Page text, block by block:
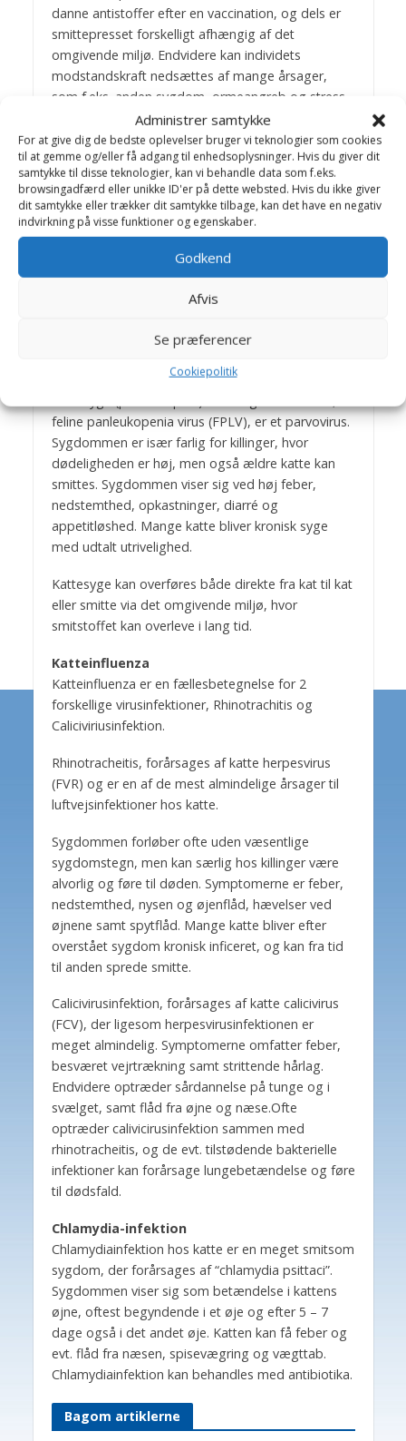
Administrer samtykke
For at give dig de bedste oplevelser bruger vi teknologier som cookies
til at gemme og/eller få adgang til enhedsoplysninger. Hvis du giver dit
samtykke til disse teknologier, kan vi behandle data som f.eks.
browsingadfærd eller unikke ID'er på dette websted. Hvis du ikke giver
dit samtykke eller trækker dit samtykke tilbage, kan det have en negativ
indvirkning på visse funktioner og egenskaber.
Godkend
Afvis
Se præferencer
Cookiepolitik
danne antistoffer efter en vaccination, og dels er
smittepresset forskelligt afhængig af det
omgivende miljø. Endvidere kan individets
modstandskraft nedsættes af mange årsager,
som f.eks. anden sygdom, ormeangreb og stress.
Imidlertid vil et sygdomsudbrud på en vaccineret
kat ofte bliver mildere end på en ikke vaccineret
kat.
Er der nogen risiko forbundet med
vaccination?
Bivirkninger er ydest sjældne, men kan dog
forekomme. Katten kan blive lidt nedstemt, og der
kan på injektionsstedet ses mindre hævelser, som
normalt forsvinder på få dage. Allergiske
som ved senere vaccinationer.
feline panleukopenia virus (FPLV), er et parvovirus.
Sygdommen er især farlig for killinger, hvor
dødeligheden er høj, men også ældre katte kan
smittes. Sygdommen viser sig ved høj feber,
nedstemthed, opkastninger, diarré og
appetitløshed. Mange katte bliver kronisk syge
med udtalt utrivelighed.
Kattesyge kan overføres både direkte fra kat til kat
eller smitte via det omgivende miljø, hvor
smitstoffet kan overleve i lang tid.
Katteinfluenza
Katteinfluenza er en fællesbetegnelse for 2
forskellige virusinfektioner, Rhinotrachitis og
Caliciviriusinfektion.
Rhinotracheitis, forårsages af katte herpesvirus
(FVR) og er en af de mest almindelige årsager til
luftvejsinfektioner hos katte.
Sygdommen forløber ofte uden væsentlige
sygdomstegn, men kan særlig hos killinger være
alvorlig og føre til døden. Symptomerne er feber,
nedstemthed, nysen og øjenflåd, hævelser ved
øjnene samt spytflåd. Mange katte bliver efter
overstået sygdom kronisk inficeret, og kan fra tid
til anden sprede smitte.
Calicivirusinfektion, forårsages af katte calicivirus
(FCV), der ligesom herpesvirusinfektionen er
meget almindelig. Symptomerne omfatter feber,
besværet vejrtrækning samt strittende hårlag.
Endvidere optræder sårdannelse på tunge og i
svælget, samt flåd fra øjne og næse.Ofte
optræder calivicirusinfektion sammen med
rhinotracheitis, og de evt. tilstødende bakterielle
infektioner kan forårsage lungebetændelse og føre
til dødsfald.
Chlamydia-infektion
Chlamydiainfektion hos katte er en meget smitsom
sygdom, der forårsages af “chlamydia psittaci”.
Sygdommen viser sig som betændelse i kattens
øjne, oftest begyndende i et øje og efter 5 – 7
dage også i det andet øje. Katten kan få feber og
evt. flåd fra næsen, spisevægring og vægttab.
Chlamydiainfektion kan behandles med antibiotika.
Bagom artiklerne